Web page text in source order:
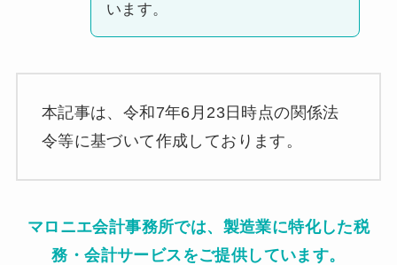
います。
本記事は、令和7年6月23日時点の関係法
令等に基づいて作成しております。
マロニエ会計事務所では、 製造業に特化した税
務・会計サービスをご提供しています。